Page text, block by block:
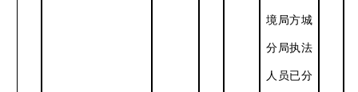
境局方城
分局执法
人员已分